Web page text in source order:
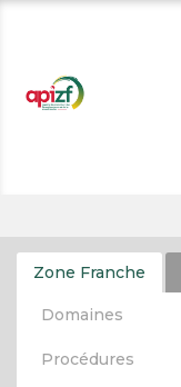
Zone Franche
Domaines
Procédures